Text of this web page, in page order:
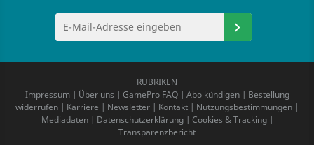
RUBRIKEN
Impressum| Über uns | GamePro FAQ| Abo kündigen| Bestellung
widerrufen | Karriere | Newsletter | Kontakt | Nutzungsbestimmungen |
Mediadaten| Datenschutzerklärung| Cookies & Tracking|
Transparenzbericht